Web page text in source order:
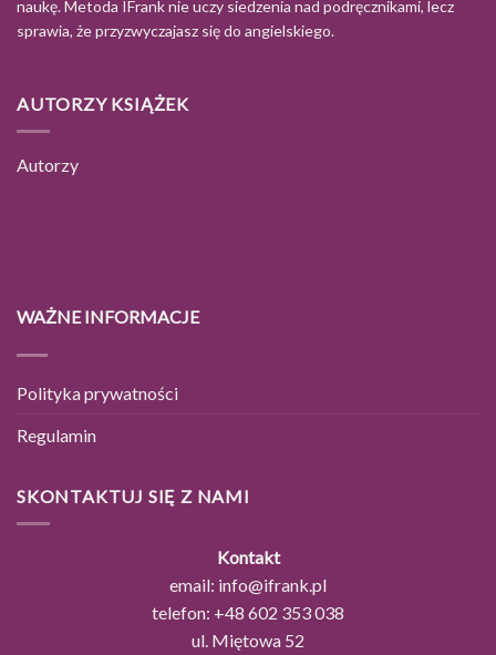
naukę. Metoda IFrank nie uczy siedzenia nad podręcznikami, lecz
sprawia, że przyzwyczajasz się do angielskiego.
AUTORZY KSIĄŻEK
Autorzy
WAŻNE INFORMACJE
Polityka prywatności
Regulamin
SKONTAKTUJ SIĘ Z NAMI
Kontakt
email: info@ifrank.pl
telefon: +48 602 353 038
ul. Miętowa 52